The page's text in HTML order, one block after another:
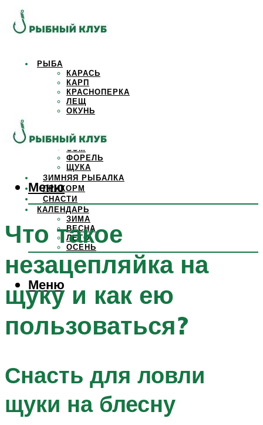
РЫБА
КАРАСЬ
КАРП
КРАСНОПЕРКА
ЛЕЩ
ОКУНЬ
САЗАН
СОМ
ФОРЕЛЬ
ЩУКА
ЗИМНЯЯ РЫБАЛКА
ПРИКОРМ
СНАСТИ
КАЛЕНДАРЬ
ЗИМА
ВЕСНА
ЛЕТО
ОСЕНЬ
Меню
Меню
Что такое
незацепляйка на
щуку и как ею
пользоваться?
Снасть для ловли
щуки на блесну